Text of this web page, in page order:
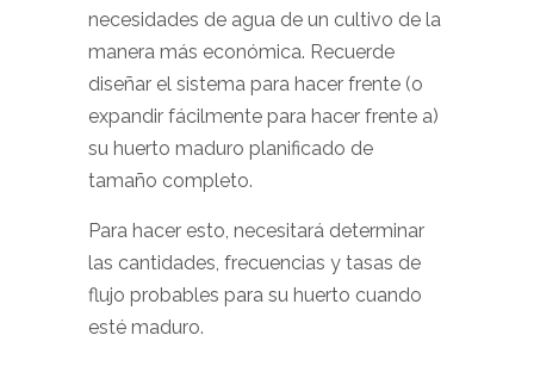
necesidades de agua de un cultivo de la
manera más económica. Recuerde
diseñar el sistema para hacer frente (o
expandir fácilmente para hacer frente a)
su huerto maduro planificado de
tamaño completo.
Para hacer esto, necesitará determinar
las cantidades, frecuencias y tasas de
flujo probables para su huerto cuando
esté maduro.